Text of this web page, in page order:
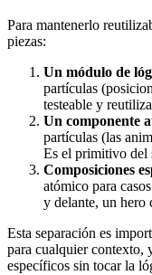
Para mantenerlo
piezas:
Un módulo de
partículas
testeable y
Un componente
partículas (las
Es el primitivo del
Composiciones
atómico para
y delante, un hero
Esta separación es
para cualquier contexto,
específicos sin tocar la